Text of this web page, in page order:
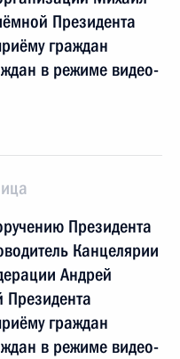
Президента
граждан
в режиме видео-
Президента
Канцелярии
Андрей
граждан
в режиме видео-